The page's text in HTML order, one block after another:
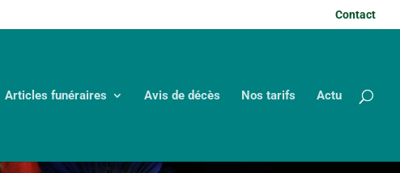
Contact
Articles funéraires Avis de décès Nos tarifs Actu